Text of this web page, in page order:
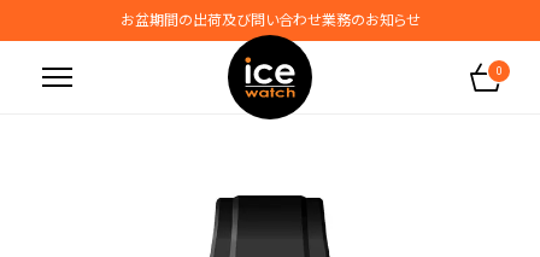
お盆期間の出荷及び問い合わせ業務のお知らせ
地震の影響によるお届けに関するお知らせ
無料ギフトラッピングサービス受付中
0